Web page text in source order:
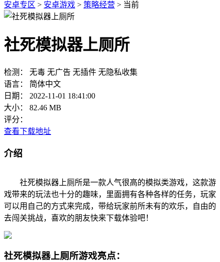
安卓专区 > 安卓游戏 > 策略经营 > 当前
社死模拟器上厕所
检测： 无毒 无广告 无插件 无隐私收集
语言：
简体中文
日期：
2022-11-01 18:41:00
大小：
82.46 MB
评分：
查看下载地址
介绍
社死模拟器上厕所是一款人气很高的模拟类游戏，这款游
戏带来的玩法也十分的趣味，里面拥有各种各样的任务，玩家
可以用自己的方式来完成，带给玩家前所未有的欢乐，自由的
去闯关挑战，喜欢的朋友快来下载体验吧！
社死模拟器上厕所游戏亮点：